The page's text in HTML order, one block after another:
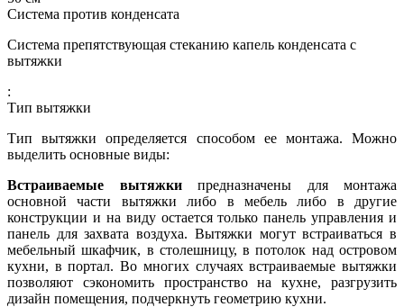
Система против конденсата
Система препятствующая стеканию капель конденсата с
вытяжки
:
Тип вытяжки
Тип вытяжки определяется способом ее монтажа. Можно
выделить основные виды:
Встраиваемые вытяжкипредназначены для монтажа
основной части вытяжки либо в мебель либо в другие
конструкции и на виду остается только панель управления и
панель для захвата воздуха. Вытяжки могут встраиваться в
мебельный шкафчик, в столешницу, в потолок над островом
кухни, в портал. Во многих случаях встраиваемые вытяжки
позволяют сэкономить пространство на кухне, разгрузить
дизайн помещения, подчеркнуть геометрию кухни.